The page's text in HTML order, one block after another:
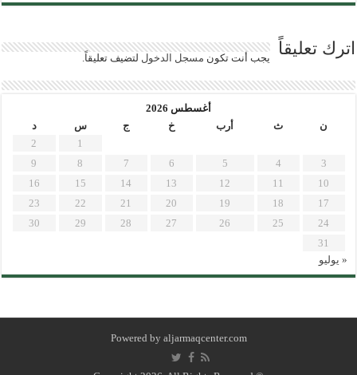
اترك تعليقاً يجب أنت تكون مسجل الدخول لتضيف تعليقاً.
أغسطس 2026
ن
ث أرب خ ج س
د
1
2
3
4
5
6
7
8
9
10
11
12
13
14
15
16
17
18
19
20
21
22
23
24
25
26
27
28
29
30
31
« يوليو
Powered by aljarmaqcenter.com